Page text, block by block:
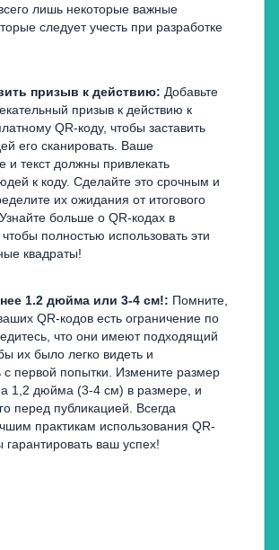
лишь некоторые важные
следует учесть при разработке
призыв к действию: Добавьте
призыв к действию к
QR-коду, чтобы заставить
его сканировать. Ваше
и текст должны привлекать
к коду. Сделайте это срочным и
их ожидания от итогового
больше о QR-кодах в
полностью использовать эти
квадраты!
1.2 дюйма или 3-4 см!: Помните,
QR-кодов есть ограничение по
что они имеют подходящий
их было легко видеть и
с первой попытки. Измените размер
1,2 дюйма (3-4 см) в размере, и
перед публикацией. Всегда
практикам использования QR-
гарантировать ваш успех!